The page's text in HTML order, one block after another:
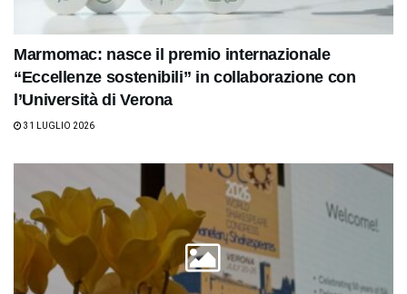
Marmomac: nasce il premio internazionale
“Eccellenze sostenibili” in collaborazione con
l’Università di Verona
31 LUGLIO 2026